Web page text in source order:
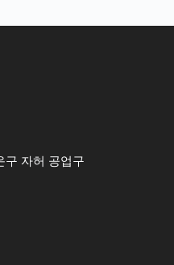
구 자허 공업구